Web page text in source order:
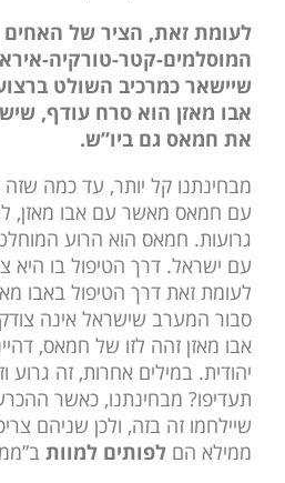
לעומת זאת, הציר של האחים
המוסלמים-קטר-טורקיה-
שיישאר כמרכיב השולט
אבו מאזן הוא סרח עודף,
את חמאס גם ביו”ש.
מבחינתנו קל יותר, עד כמה
עם חמאס מאשר עם אבו מאזן,
גרועות. חמאס הוא הרוע
עם ישראל. דרך הטיפול בו היא
לעומת זאת דרך הטיפול באבו
סבור המערב שישראל אינה
אבו מאזן זהה לזו של חמאס,
יהודית. במילים אחרות, זה גרוע
תעדיפו? מבחינתנו, כאשר
שיילחמו זה בזה, ולכן שניהם
ממילא הם לפותים למוות